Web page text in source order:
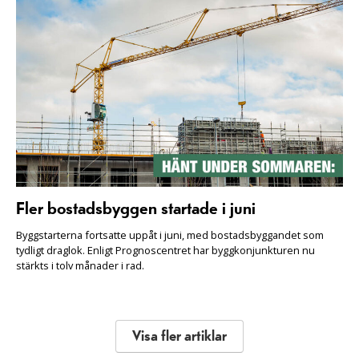
Fler bostadsbyggen startade i juni
Byggstarterna fortsatte uppåt i juni, med bostadsbyggandet som
tydligt draglok. Enligt Prognoscentret har byggkonjunkturen nu
stärkts i tolv månader i rad.
Visa fler artiklar